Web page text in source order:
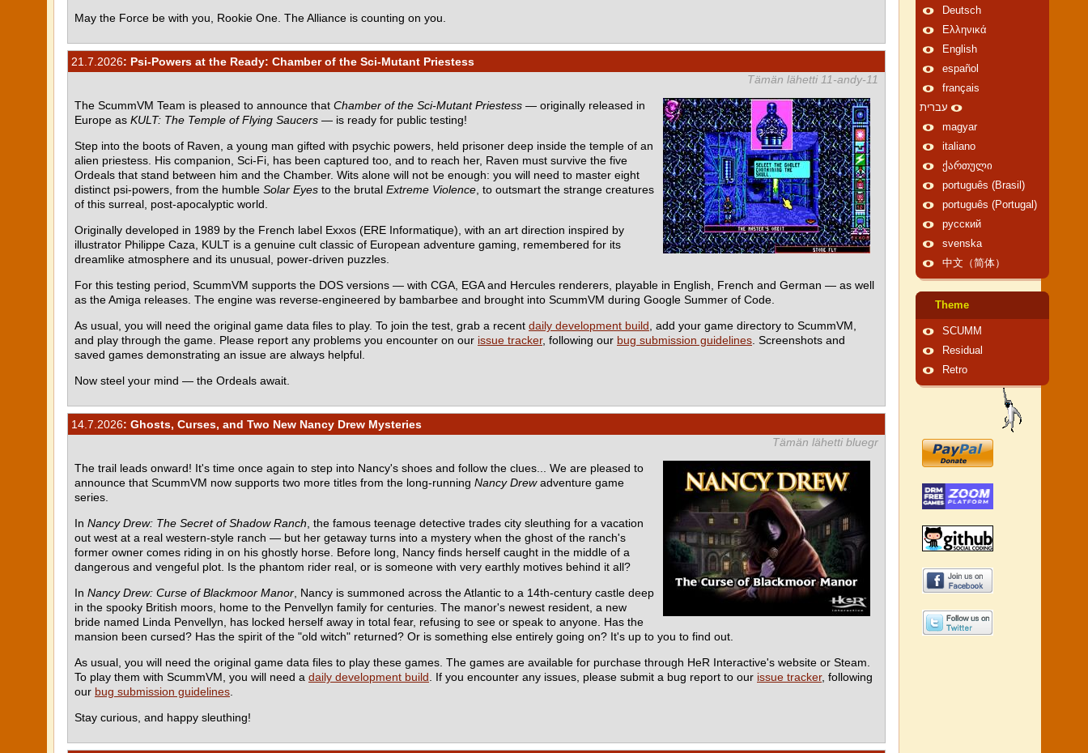
May the Force be with you, Rookie One. The Alliance is counting on you.
21.7.2026: Psi-Powers at the Ready: Chamber of the Sci-Mutant Priestess
Tämän lähetti 11-andy-11
The ScummVM Team is pleased to announce that Chamber of the Sci-Mutant Priestess — originally released in
Europe as KULT: The Temple of Flying Saucers — is ready for public testing!
Step into the boots of Raven, a young man gifted with psychic powers, held prisoner deep inside the temple of an
alien priestess. His companion, Sci-Fi, has been captured too, and to reach her, Raven must survive the five
Ordeals that stand between him and the Chamber. Wits alone will not be enough: you will need to master eight
distinct psi-powers, from the humble Solar Eyes to the brutal Extreme Violence , to outsmart the strange creatures
of this surreal, post-apocalyptic world.
Originally developed in 1989 by the French label Exxos (ERE Informatique), with an art direction inspired by
illustrator Philippe Caza, KULT is a genuine cult classic of European adventure gaming, remembered for its
dreamlike atmosphere and its unusual, power-driven puzzles.
For this testing period, ScummVM supports the DOS versions — with CGA, EGA and Hercules renderers, playable in English, French and German — as well
as the Amiga releases. The engine was reverse-engineered by bambarbee and brought into ScummVM during Google Summer of Code.
As usual, you will need the original game data files to play. To join the test, grab a recent daily development build , add your game directory to ScummVM,
and play through the game. Please report any problems you encounter on our issue tracker, following our bug submission guidelines . Screenshots and
saved games demonstrating an issue are always helpful.
Now steel your mind — the Ordeals await.
14.7.2026: Ghosts, Curses, and Two New Nancy Drew Mysteries
Tämän lähetti bluegr
The trail leads onward! It's time once again to step into Nancy's shoes and follow the clues... We are pleased to
announce that ScummVM now supports two more titles from the long-running Nancy Drewadventure game
series.
In Nancy Drew: The Secret of Shadow Ranch , the famous teenage detective trades city sleuthing for a vacation
out west at a real western-style ranch — but her getaway turns into a mystery when the ghost of the ranch's
former owner comes riding in on his ghostly horse. Before long, Nancy finds herself caught in the middle of a
dangerous and vengeful plot. Is the phantom rider real, or is someone with very earthly motives behind it all?
In Nancy Drew: Curse of Blackmoor Manor , Nancy is summoned across the Atlantic to a 14th-century castle deep
in the spooky British moors, home to the Penvellyn family for centuries. The manor's newest resident, a new
bride named Linda Penvellyn, has locked herself away in total fear, refusing to see or speak to anyone. Has the
mansion been cursed? Has the spirit of the "old witch" returned? Or is something else entirely going on? It's up to you to find out.
As usual, you will need the original game data files to play these games. The games are available for purchase through HeR Interactive's website or Steam.
To play them with ScummVM, you will need a daily development build . If you encounter any issues, please submit a bug report to our issue tracker, following
our bug submission guidelines
Stay curious, and happy sleuthing!
Deutsch
Ελληνικά
English
español
français
עברית
magyar
italiano
ქართული
português (Brasil)
português (Portugal)
русский
svenska
中文（简体）
Theme
SCUMM
Residual
Retro